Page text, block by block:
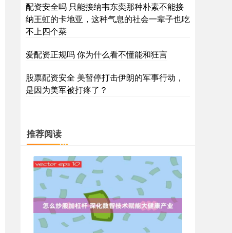
配资安全吗 只能接纳韦东奕那种朴素不能接
纳王虹的卡地亚，这种气息的社会一辈子也吃
不上四个菜
爱配资正规吗 你为什么看不懂能和狂言
股票配资安全 美暂停打击伊朗的军事行动，
是因为美军被打疼了？
推荐阅读